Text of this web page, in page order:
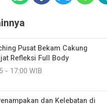
Pusat Bekam Cakung
Refleksi Full Body
- 17:00 WIB
dan Kelebatan di